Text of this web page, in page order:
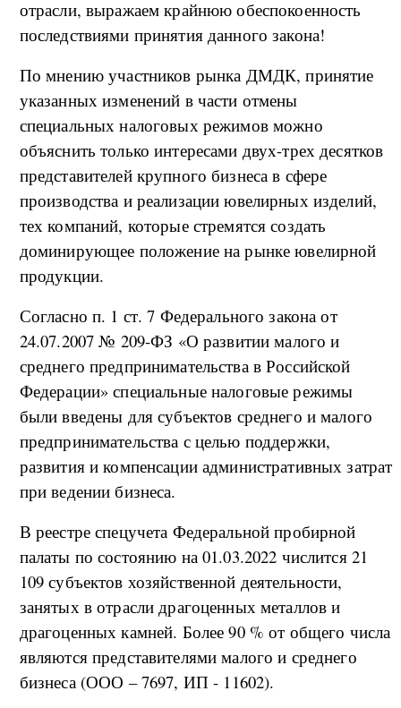
отрасли, выражаем крайнюю обеспокоенность
последствиями принятия данного закона!
По мнению участников рынка ДМДК, принятие
указанных изменений в части отмены
специальных налоговых режимов можно
объяснить только интересами двух-трех десятков
представителей крупного бизнеса в сфере
производства и реализации ювелирных изделий,
тех компаний, которые стремятся создать
доминирующее положение на рынке ювелирной
продукции.
Согласно п. 1 ст. 7 Федерального закона от
24.07.2007 № 209-ФЗ «О развитии малого и
среднего предпринимательства в Российской
Федерации» специальные налоговые режимы
были введены для субъектов среднего и малого
предпринимательства с целью поддержки,
развития и компенсации административных затрат
при ведении бизнеса.
В реестре спецучета Федеральной пробирной
палаты по состоянию на 01.03.2022 числится 21
109 субъектов хозяйственной деятельности,
занятых в отрасли драгоценных металлов и
драгоценных камней. Более 90 % от общего числа
являются представителями малого и среднего
бизнеса (ООО – 7697, ИП - 11602).